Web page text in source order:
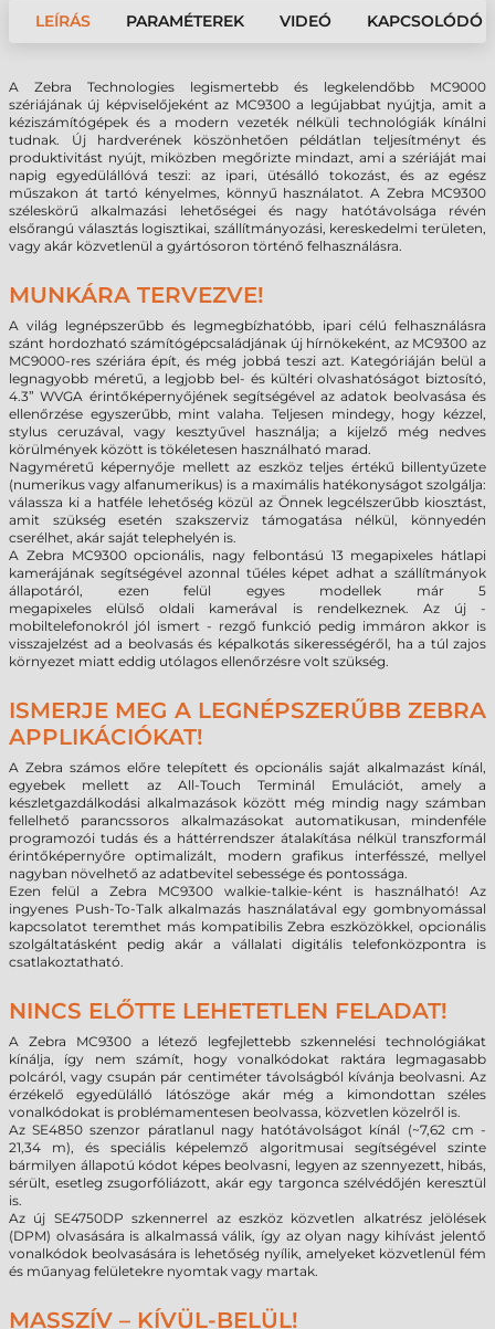
LEÍRÁS PARAMÉTEREK VIDEÓ KAPCSOLÓDÓ
A Zebra Technologies legismertebb és legkelendőbb MC9000
szériájának új képviselőjeként az MC9300 a legújabbat nyújtja, amit a
kéziszámítógépek és a modern vezeték nélküli technológiák kínálni
tudnak. Új hardverének köszönhetően példátlan teljesítményt és
produktivitást nyújt, miközben megőrizte mindazt, ami a szériáját mai
napig egyedülállóvá teszi: az ipari, ütésálló tokozást, és az egész
műszakon át tartó kényelmes, könnyű használatot. A Zebra MC9300
széleskörű alkalmazási lehetőségei és nagy hatótávolsága révén
elsőrangú választás logisztikai, szállítmányozási, kereskedelmi területen,
vagy akár közvetlenül a gyártósoron történő felhasználásra.
MUNKÁRA TERVEZVE!
A világ legnépszerűbb és legmegbízhatóbb, ipari célú felhasználásra
szánt hordozható számítógépcsaládjának új hírnökeként, az MC9300 az
MC9000-res szériára épít, és még jobbá teszi azt. Kategóriáján belül a
legnagyobb méretű, a legjobb bel- és kültéri olvashatóságot biztosító,
4.3” WVGA érintőképernyőjének segítségével az adatok beolvasása és
ellenőrzése egyszerűbb, mint valaha. Teljesen mindegy, hogy kézzel,
stylus ceruzával, vagy kesztyűvel használja; a kijelző még nedves
körülmények között is tökéletesen használható marad.
Nagyméretű képernyője mellett az eszköz teljes értékű billentyűzete
(numerikus vagy alfanumerikus) is a maximális hatékonyságot szolgálja:
válassza ki a hatféle lehetőség közül az Önnek legcélszerűbb kiosztást,
amit szükség esetén szakszerviz támogatása nélkül, könnyedén
cserélhet, akár saját telephelyén is.
A Zebra MC9300opcionális, nagy felbontású 13 megapixeles hátlapi
kamerájának segítségével azonnal tűéles képet adhat a szállítmányok
állapotáról, ezen felül egyes modellek már 5
megapixeleselülső oldali kamerával is rendelkeznek. Az új -
mobiltelefonokról jól ismert - rezgő funkció pedig immáron akkor is
visszajelzést ad a beolvasás és képalkotás sikerességéről, ha a túl zajos
környezet miatt eddig utólagos ellenőrzésre volt szükség.
ISMERJE MEG A LEGNÉPSZERŰBB ZEBRA
APPLIKÁCIÓKAT!
A Zebra számos előre telepített és opcionális saját alkalmazást kínál,
egyebek mellett az All-Touch Terminál Emulációt, amely a
készletgazdálkodási alkalmazások között még mindig nagy számban
fellelhető parancssoros alkalmazásokat automatikusan, mindenféle
programozói tudás és a háttérrendszer átalakítása nélkül transzformál
érintőképernyőre optimalizált, modern grafikus interfésszé, mellyel
nagyban növelhető az adatbevitel sebessége és pontossága.
Ezen felül a Zebra MC9300 walkie-talkie-ként is használható! Az
ingyenes Push-To-Talk alkalmazás használatával egy gombnyomással
kapcsolatot teremthet más kompatibilis Zebra eszközökkel, opcionális
szolgáltatásként pedig akár a vállalati digitális telefonközpontra is
csatlakoztatható.
NINCS ELŐTTE LEHETETLEN FELADAT!
A Zebra MC9300 a létező legfejlettebb szkennelési technológiákat
kínálja, így nem számít, hogy vonalkódokat raktára legmagasabb
polcáról, vagy csupán pár centiméter távolságból kívánja beolvasni. Az
érzékelő egyedülálló látószöge akár még a kimondottan széles
vonalkódokat is problémamentesen beolvassa, közvetlen közelről is.
Az SE4850 szenzor páratlanul nagy hatótávolságot kínál (~7,62 cm -
21,34 m), és speciális képelemző algoritmusai segítségével szinte
bármilyen állapotú kódot képes beolvasni, legyen az szennyezett, hibás,
sérült, esetleg zsugorfóliázott, akár egy targonca szélvédőjén keresztül
is.
Az új SE4750DP szkennerrel az eszköz közvetlen alkatrész jelölések
(DPM) olvasására is alkalmassá válik, így az olyan nagy kihívást jelentő
vonalkódok beolvasására is lehetőség nyílik, amelyeket közvetlenül fém
és műanyag felületekre nyomtak vagy martak.
MASSZÍV – KÍVÜL-BELÜL!